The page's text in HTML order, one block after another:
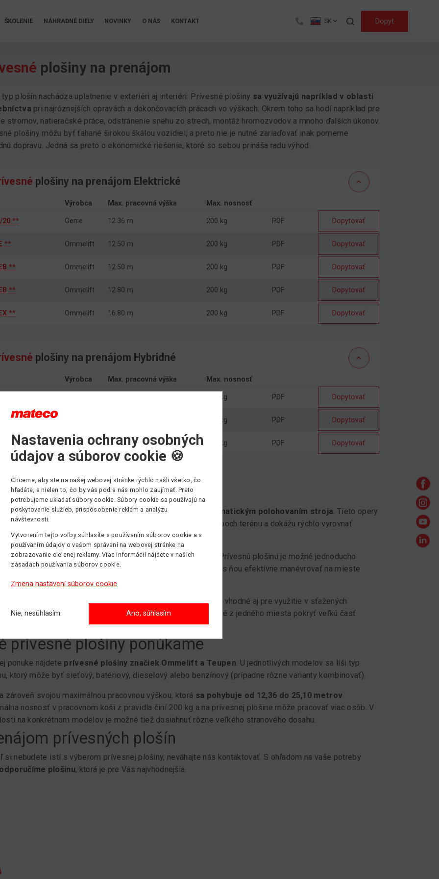
ŠKOLENIE NÁHRADNÉ DIELY NOVINKY O NÁS KONTAKT SK Dopyt
Hľadať
plošiny na prenájom
typ plošín nachádza uplatnenie v exteriéri aj interiéri. Prívesné plošiny sa využívajú napríklad v oblasti
pri najrôznejších opravách a dokončovacích prácach vo výškach. Okrem toho sa hodí napríklad pre
stromov, natieračské práce, odstránenie snehu zo strech, montáž hromozvodov a mnoho ďalších úkonov.
plošiny môžu byť ťahané širokou škálou vozidiel, a preto nie je nutné zariaďovať inak pomerne
dopravu. Jedná sa preto o ekonomické riešenie, ktoré so sebou prináša radu výhod.
plošiny na prenájom Elektrické
Výrobca Max. pracovná výška Max. nosnosť
20 ** Genie 12.36 m 200 kg PDF Dopytovať
** Ommelift 12.50 m 200 kg PDF Dopytovať
** Ommelift 12.50 m 200 kg PDF Dopytovať
** Ommelift 12.80 m 200 kg PDF Dopytovať
** Ommelift 16.80 m 200 kg PDF Dopytovať
plošiny na prenájom Hybridné
Výrobca Max. pracovná výška Max. nosnosť
200 kg PDF Dopytovať
25 T ** 200 kg PDF Dopytovať
** Ommelift 25.10 m 200 kg PDF Dopytovať
cez nášho partnera
prívesných plošín
prvkom prívesných plošín súhydraulické opery s automatickým polohovaním stroja. Tieto opery
o rýchle a efektívne upevnenie stroja v najrôznejších typoch terénu a dokážu rýchlo vyrovnať
výškové rozdiely.
je tiež už spomenutáflexibilita ľahkého transportu
. Prívesnú plošinu je možné jednoducho
a odpojiť od ťažného zariadenia vozidla. Následne je možné s ňou efektívne manévrovať na mieste
vlastnej pohonnej jednotky.
plošiny ďalej disponujú
a sú tiež vhodné aj pre využitie v sťažených
Vďaka pomerne vysokému stranovému dosahu je možné z jedného miesta pokryť veľkú časť
prívesné plošiny ponúkame
ponuke nájdete prívesné plošiny značiek Ommelift a Teupen . U jednotlivých modelov sa líši typ
ktorý môže byť sieťový, batériový, dieselový alebo benzínový (prípadne rôzne varianty kombinovať).
zároveň svojou maximálnou pracovnou výškou, ktorá sa pohybuje od 12,36 do 25,10 metrov.
nosnosť v pracovnom koši z pravidla činí 200 kg a na prívesnej plošine môže pracovať viac osôb. V
na konkrétnom modelov je možné tiež dosiahnuť rôzne veľkého stranového dosahu.
prívesných plošín
si nebudete istí s výberom prívesnej plošiny, neváhajte nás kontaktovať. S ohľadom na vaše potreby
plošinu, ktorá je pre Vás najvhodnejšia.
Nastavenia ochrany osobných
údajov a súborov cookie 🍪
Chceme, aby ste na našej webovej stránke rýchlo našli všetko, čo
hľadáte, a nielen to, čo by vás podľa nás mohlo zaujímať. Preto
potrebujeme ukladať súbory cookie. Súbory cookie sa používajú na
poskytovanie služieb, prispôsobenie reklám a analýzu
návštevnosti.
Vytvorením tejto voľby súhlasíte s používaním súborov cookie a s
používaním údajov o vašom správaní na webovej stránke na
zobrazovanie cielenej reklamy. Viac informácií nájdete v našich
zásadách používania súborov cookie.
Zmena nastavení súborov cookie
Nie, nesúhlasím Ano, súhlasím